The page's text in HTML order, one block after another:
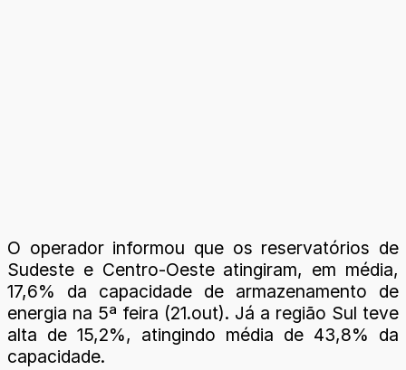
O operador informou que os reservatórios de
Sudeste e Centro-Oeste atingiram, em média,
17,6% da capacidade de armazenamento de
energia na 5ª feira (21.out). Já a região Sul teve
alta de 15,2%, atingindo média de 43,8% da
capacidade.